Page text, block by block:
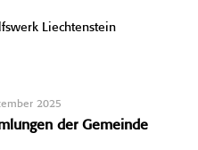
Liechtenstein
2025
der Gemeinde